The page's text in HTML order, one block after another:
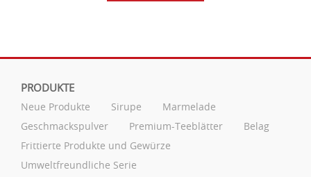
PRODUKTE
Neue Produkte Sirupe
Marmelade
Geschmackspulver
Premium-Teeblätter
Belag
Frittierte Produkte und Gewürze
Umweltfreundliche Serie